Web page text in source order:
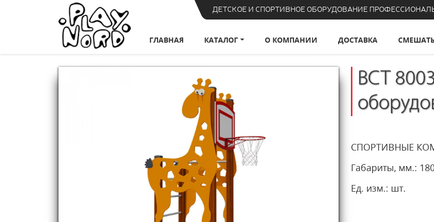
ДЕТСКОЕ И СПОРТИВНОЕ ОБОРУДОВАНИЕ
ГЛАВНАЯ КАТАЛОГ О КОМПАНИИ ДОСТАВКА
ВСТ
СПОРТИВНЫЕ
Габариты, мм.:
Ед. изм.: шт.